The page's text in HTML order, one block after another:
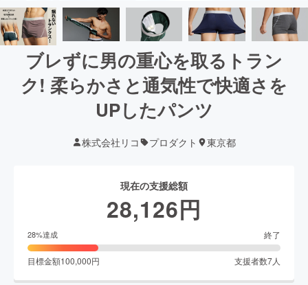
ブレずに男の重心を取るトラン
ク! 柔らかさと通気性で快適さを
UPしたパンツ
株式会社リコ プロダクト 東京都
現在の支援総額
28,126円
28%達成 終了
目標金額100,000円 支援者数7人